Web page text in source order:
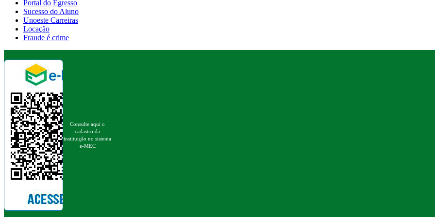
Portal do Egresso
Sucesso do Aluno
Unoeste Carreiras
Locação
Fraude é crime
Consulte aqui o
cadastro da
instituição no sistema
e-MEC